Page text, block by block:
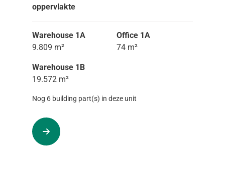
oppervlakte
Warehouse 1A
9.809 m²
Office 1A
74 m²
Warehouse 1B
19.572 m²
Nog 6 building part(s) in deze unit